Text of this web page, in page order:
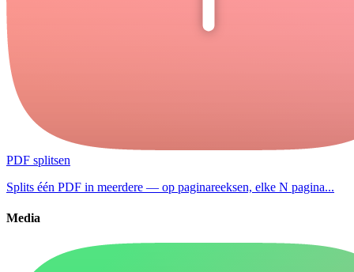
PDF splitsen
Splits één PDF in meerdere — op paginareeksen, elke N pagina...
Media